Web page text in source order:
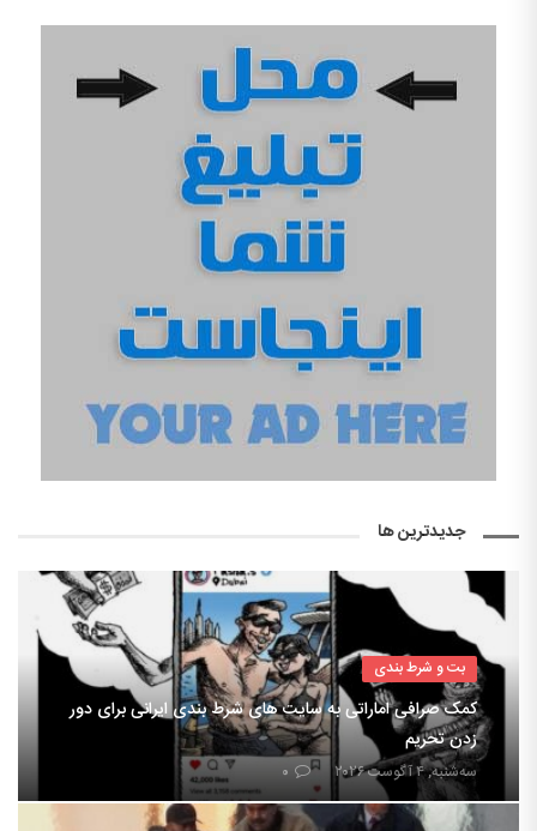
جدیدترین ها
بت و شرط بندی
کمک صرافی اماراتی به سایت های شرط بندی ایرانی برای دور
زدن تحریم
سه‌شنبه, ۴ آگوست ۲۰۲۶ ۰